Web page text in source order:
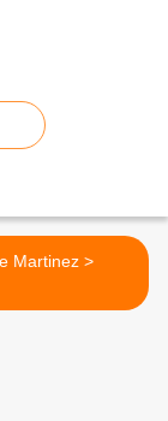
Blaise Martinez >